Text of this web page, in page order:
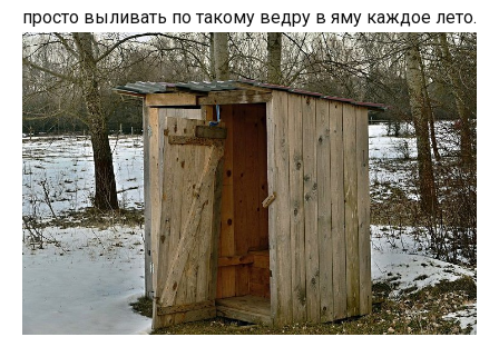
просто выливать по такому ведру в яму каждое лето.